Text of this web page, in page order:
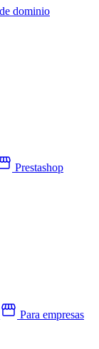
dominio
Prestashop
Para empresas